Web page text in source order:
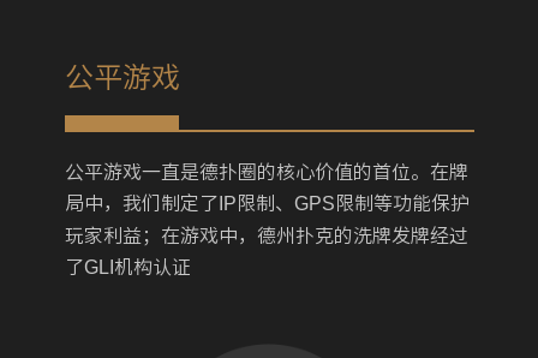
公平游戏
公平游戏一直是德扑圈的核心价值的首位。在牌
局中，我们制定了 IP 限制、 GPS 限制等功能保护
玩家利益；在游戏中，德州扑克的洗牌发牌经过
了GLI 机构认证